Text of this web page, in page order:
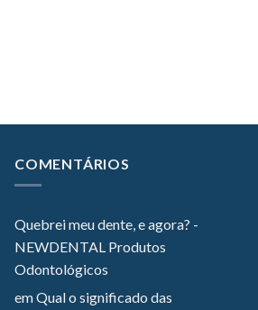
COMENTÁRIOS
Quebrei meu dente, e agora? -
NEWDENTAL Produtos
Odontológicos
emQual o significado das